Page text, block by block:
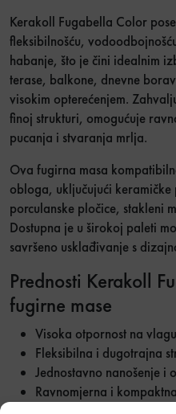
Kerakoll Fugabella Color
fleksibilnošću,
habanje, što je čini idealnim
terase, balkone, dnevne
visokim opterećenjem.
finoj strukturi, omogućuje
pucanja i stvaranja mrlja.
Ova fugirna masa
obloga, uključujući
porculanske pločice, stakleni
Dostupna je u širokoj paleti
savršeno usklađivanje s
Prednosti Kerakoll
fugirne mase
Visoka otpornost na
Fleksibilna i dugotrajna
Jednostavno nanošenje i
Ravnomjerna i